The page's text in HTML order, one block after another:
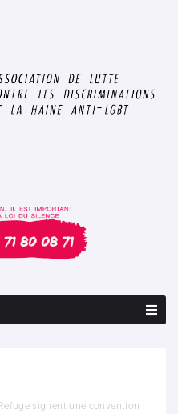
signent une convention